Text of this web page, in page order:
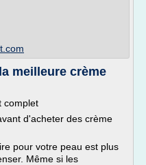
meilleure crème
complet
d'acheter des crème
pour votre peau est plus
Même si les